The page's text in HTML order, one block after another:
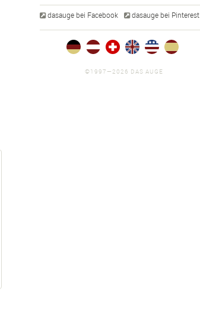
dasauge bei Facebook dasauge bei Pinterest
©1997—2026 DAS AUGE